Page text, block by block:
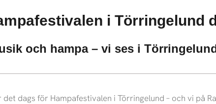
i Törringelund
och hampa – vi ses i
det dags för Hampafestivalen i Törringelund – och vi på